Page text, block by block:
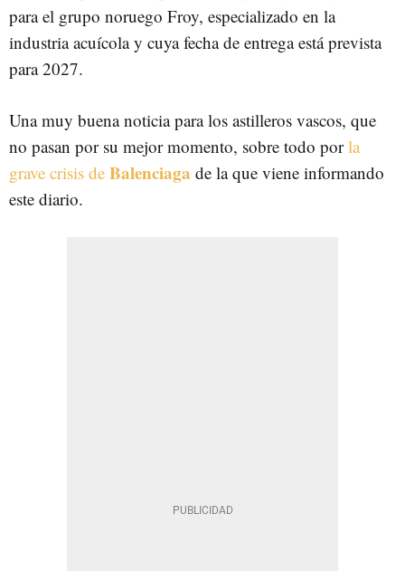
para el grupo noruego Froy, especializado en la
industria acuícola y cuya fecha de entrega está prevista
para 2027.
Una muy buena noticia para los astilleros vascos, que
no pasan por su mejor momento, sobre todo porla
grave crisis de Balenciaga de la que viene informando
este diario.